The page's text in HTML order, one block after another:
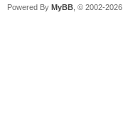
Powered By MyBB , © 2002-2026